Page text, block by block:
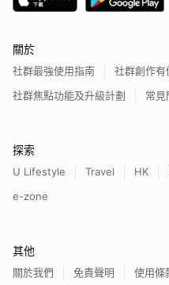
關於
社群最強使用指南
社群創作有
社群焦點功能及升級計劃
常見
探索
U Lifestyle Travel HK
e-zone
其他
關於我們 免責聲明 使用條